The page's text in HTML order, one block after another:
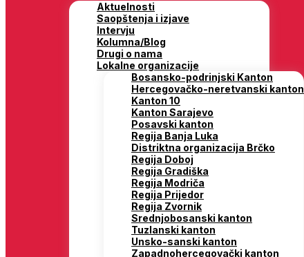
Aktuelnosti
Saopštenja i izjave
Intervju
Kolumna/Blog
Drugi o nama
Lokalne organizacije
Bosansko-podrinjski Kanton
Hercegovačko-neretvanski kanton
Kanton 10
Kanton Sarajevo
Posavski kanton
Regija Banja Luka
Distriktna organizacija Brčko
Regija Doboj
Regija Gradiška
Regija Modriča
Regija Prijedor
Regija Zvornik
Srednjobosanski kanton
Tuzlanski kanton
Unsko-sanski kanton
Zapadnohercegovački kanton